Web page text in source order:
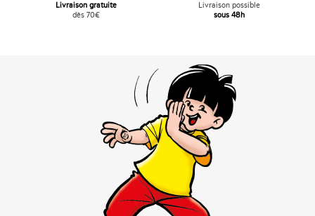
Livraison gratuite
dès 70€
Livraison possible
sous 48h